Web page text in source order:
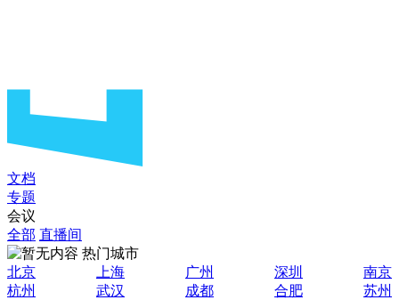
文档
专题
会议
全部 直播间
热门城市
北京
上海 广州 深圳
南京
杭州
武汉 成都 合肥
苏州